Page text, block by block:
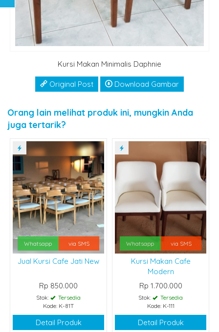
Kursi Makan Minimalis Daphnie
Original Post Download Gambar
Orang lain melihat produk ini, mungkin Anda
juga tertarik?
Whatsapp via SMS
Jual Kursi Cafe Jati New
Rp 850.000
Stok:
Tersedia
Kode: K-81T
Detail Produk
Whatsapp via SMS
Kursi Makan Cafe
Modern
Rp 1.700.000
Stok:
Tersedia
Kode: K-111
Detail Produk